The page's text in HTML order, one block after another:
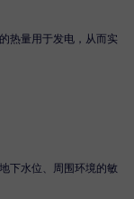
热量用于发电，从而实
下水位、周围环境的敏